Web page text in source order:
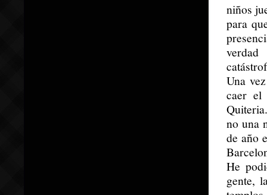
niños
para
Una
caer el
no una
de año
He
gente,